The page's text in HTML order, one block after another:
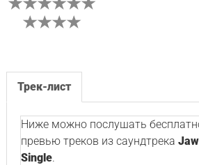
Трек-лист
Ниже можно послушать
превью треков из саундтрека
Single.